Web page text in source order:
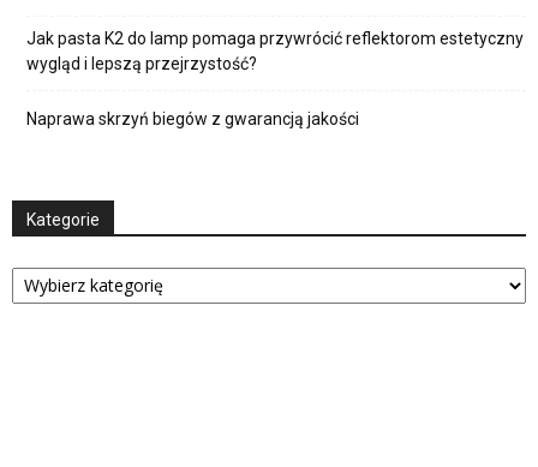
Jak pasta K2 do lamp pomaga przywrócić reflektorom estetyczny
wygląd i lepszą przejrzystość?
Naprawa skrzyń biegów z gwarancją jakości
Kategorie
Kategorie